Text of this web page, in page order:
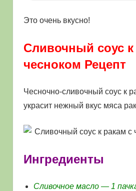
Это очень вкусно!
Сливочный соус к
чесноком Рецепт
Чесночно-сливочный соус к
украсит нежный вкус мяса
Ингредиенты
Сливочное масло — 1